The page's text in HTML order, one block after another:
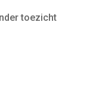
toezicht